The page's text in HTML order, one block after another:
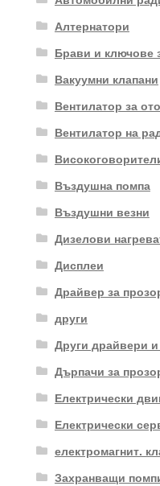
Алтернатори
Брави и ключове
Вакуумни клапани
Вентилатор за
Вентилатор на
Въздушна помпа
Въздушни везни
Дизелови
Дисплеи
Драйвер за
други
Други драйвери
Дърпачи за
Електрически
Електрически
електромагнит.
Захранващи